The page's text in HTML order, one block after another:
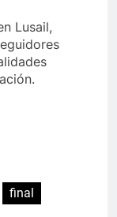
Lusail,
final